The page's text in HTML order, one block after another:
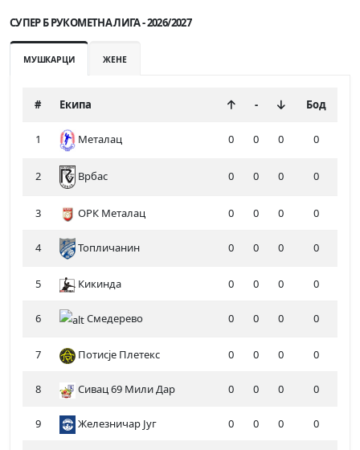
СУПЕР Б РУКОМЕТНА ЛИГА - 2026/2027
МУШКАРЦИ ЖЕНЕ
# Екипа - Бод
1 Металац 0 0 0 0
2 Врбас 0 0 0 0
3 ОРК Металац 0 0 0 0
4 Топличанин 0 0 0 0
5 Кикинда 0 0 0 0
6 Смедерево 0 0 0 0
7 Потисје Плетекс 0 0 0 0
8 Сивац 69 Мили Дар 0 0 0 0
9 Железничар Југ 0 0 0 0